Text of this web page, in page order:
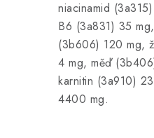
niacinamid
B6 (3a831) 35
(3b606) 120 mg,
4 mg, měď
karnitin (3a910)
4400 mg.